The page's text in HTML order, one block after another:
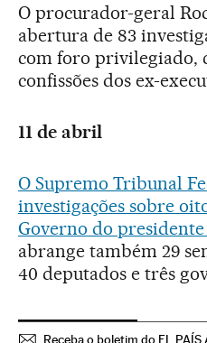
O procurador-geral
abertura de 83
com foro privilegiado,
confissões dos ex-
11 de abril
O Supremo Tribunal
investigações sobre
Governo do
abrange também 29
40 deputados e três
Receba o boletim do EL PAÍS